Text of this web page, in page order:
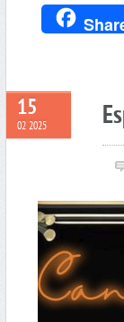
15
02 2025